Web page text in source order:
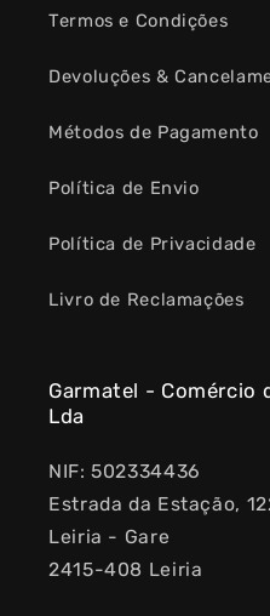
Termos e Condições
Devoluções &
Métodos de Pagamento
Política de Envio
Política de Privacidade
Livro de Reclamações
Garmatel - Comércio
Lda
NIF: 502334436
Estrada da Estação,
Leiria - Gare
2415-408 Leiria